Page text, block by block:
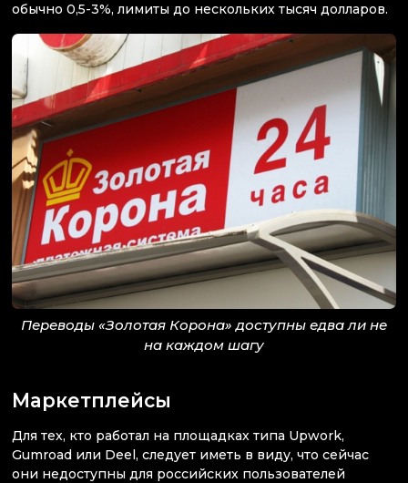
обычно 0,5-3%, лимиты до нескольких тысяч долларов.
Переводы «Золотая Корона» доступны едва ли не
на каждом шагу
Маркетплейсы
Для тех, кто работал на площадках типа Upwork,
Gumroad или Deel, следует иметь в виду, что сейчас
они недоступны для российских пользователей